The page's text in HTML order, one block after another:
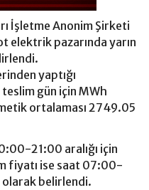
İşletme Anonim Şirketi
elektrik pazarında yarın
yaptığı
gün için MWh
ortalaması 2749.05
21:00 aralığı için
fiyatı ise saat 07:00-
belirlendi.